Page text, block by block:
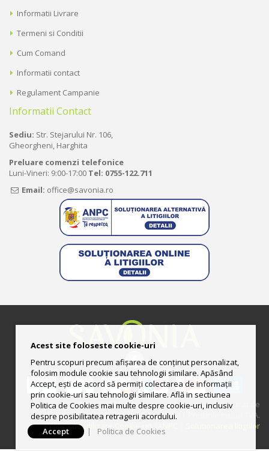
Informatii Livrare
Termeni si Conditii
Cum Comand
Informatii contact
Regulament Campanie
Informatii Contact
Sediu: Str. Stejarului Nr. 106,
Gheorgheni, Harghita
Preluare comenzi telefonice
Luni-Vineri: 9:00-17:00 Tel: 0755-122.711
Email: office@savonia.ro
© 2013-2025 Magazin online deţinut şi administrat de
UNGURAS ION LUCIAN II CUI: RO33444158 | Preturile includ TVA.
Politica de utilizare Cookie-uri
Solutionarea litigiilor
Acest site foloseste cookie-uri
Pentru scopuri precum afișarea de conținut personalizat,
folosim module cookie sau tehnologii similare. Apăsând
Accept, ești de acord să permiți colectarea de informații
prin cookie-uri sau tehnologii similare. Află in sectiunea
Politica de Cookies mai multe despre cookie-uri, inclusiv
despre posibilitatea retragerii acordului.
Accept
| Politica de Cookies